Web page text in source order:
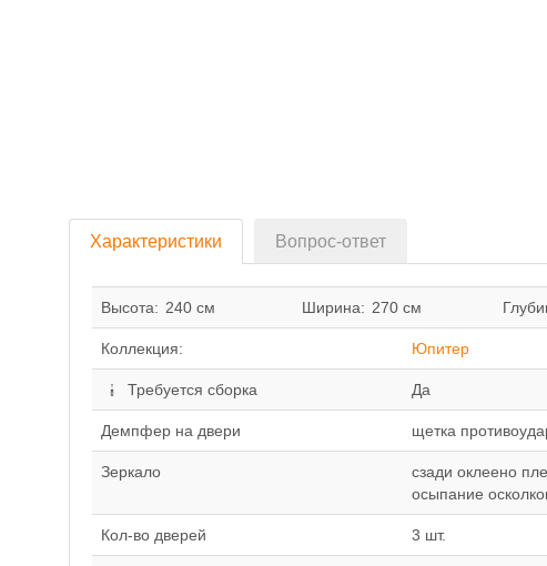
Характеристики Вопрос-ответ
Высота: 240 см Ширина: 270 см
Коллекция: Юпитер
Требуется сборка Да
Демпфер на двери щетка
Зеркало
сзади оклеено
осыпание
Кол-во дверей 3 шт.